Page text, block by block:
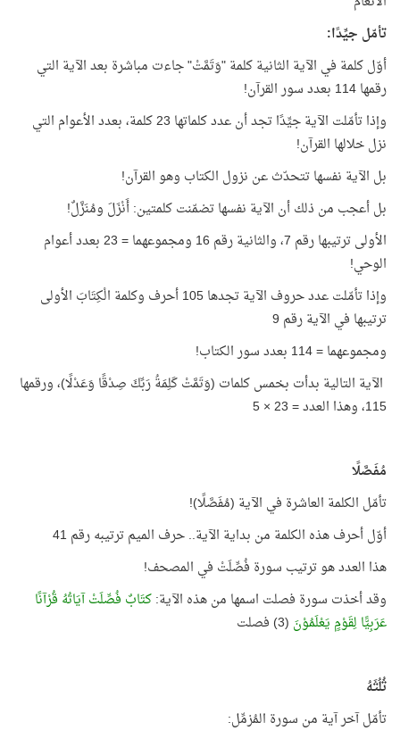
تأمّل جيِّدًا:
أوّل كلمة في الآية الثانية كلمة "وَتَمَّتْ" جاءت مباشرة بعد الآية التي
رقمها 114 بعدد سور القرآن!
وإذا تأمّلت الآية جيِّدًا تجد أن عدد كلماتها 23 كلمة، بعدد الأعوام التي
نزل خلالها القرآن!
بل الآية نفسها تتحدّث عن نزول الكتاب وهو القرآن!
بل أعجب من ذلك أن الآية نفسها تضمّنت كلمتين: أَنْزَلَ ومُنَزَّلٌ!
الأولى ترتيبها رقم 7، والثانية رقم 16 ومجموعهما = 23 بعدد أعوام
الوحي!
وإذا تأمّلت عدد حروف الآية تجدها 105 أحرف وكلمة الْكِتَابَ الأولى
ترتيبها في الآية رقم 9
ومجموعهما = 114 بعدد سور الكتاب!
الآية التالية بدأت بخمس كلمات (وَتَمَّتْ كَلِمَةُ رَبِّكَ صِدْقًا وَعَدْلًا)، ورقمها
115، وهذا العدد = 23 × 5
مُفَصَّلًا
تأمّل الكلمة العاشرة في الآية (مُفَصَّلًا)!
أوّل أحرف هذه الكلمة من بداية الآية.. حرف الميم ترتيبه رقم 41
هذا العدد هو ترتيب سورة فُصِّلَتْ في المصحف!
وقد أخذت سورة فصلت اسمها من هذه الآية:كتَابٌ فُصِّلَتْ آيَاتُهُ قُرْآنًا
عَرَبِيًّا لِقَوْمٍ يَعْلَمُوْنَ (3) فصلت
ثُلُثَهُ
تأمّل آخر آية من سورة المُزمِّل: